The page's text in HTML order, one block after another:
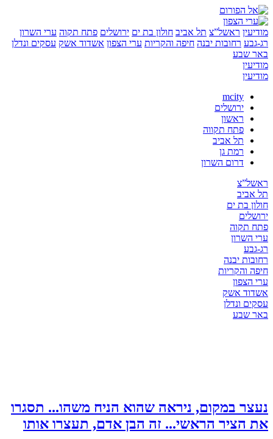
ראשל”צ תל אביב חולון בת ים ירושלים פתח תקוה ערי השרון
רחובות יבנה חיפה והקריות ערי הצפון אשדוד אשק עסקים ונדלן
mcity
ירושלים
ראשון
פתח תקווה
תל אביב
רמת גן
דרום השרון
בת ים
יבנה
אשק
ונדלן
במקום, ניראה שהוא הניח משהו... תסגרו
הראשי... זה הבן אדם, תעצרו אותו